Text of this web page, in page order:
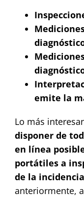
emite la
Lo más
disponer de
en línea
portátiles a
de la incidencia
anteriormente,